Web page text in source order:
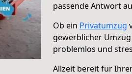
passende Antwort
Ob ein Privatumzug
gewerblicher
problemlos und
Allzeit bereit für